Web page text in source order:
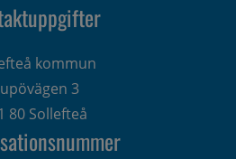
kommun
3
80 Sollefteå